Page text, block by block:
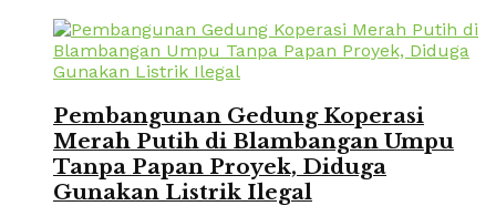
Pembangunan Gedung Koperasi
Merah Putih di Blambangan Umpu
Tanpa Papan Proyek, Diduga
Gunakan Listrik Ilegal